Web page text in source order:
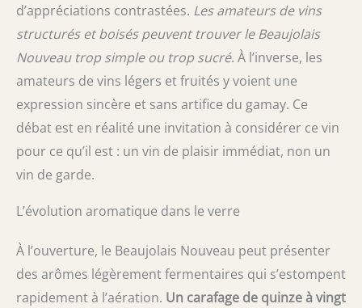
d’appréciations contrastées. Les amateurs de vins
structurés et boisés peuvent trouver le Beaujolais
Nouveau trop simple ou trop sucré. À l’inverse, les
amateurs de vins légers et fruités y voient une
expression sincère et sans artifice du gamay. Ce
débat est en réalité une invitation à considérer ce vin
pour ce qu’il est : un vin de plaisir immédiat, non un
vin de garde.
L’évolution aromatique dans le verre
À l’ouverture, le Beaujolais Nouveau peut présenter
des arômes légèrement fermentaires qui s’estompent
rapidement à l’aération. Un carafage de quinze à vingt